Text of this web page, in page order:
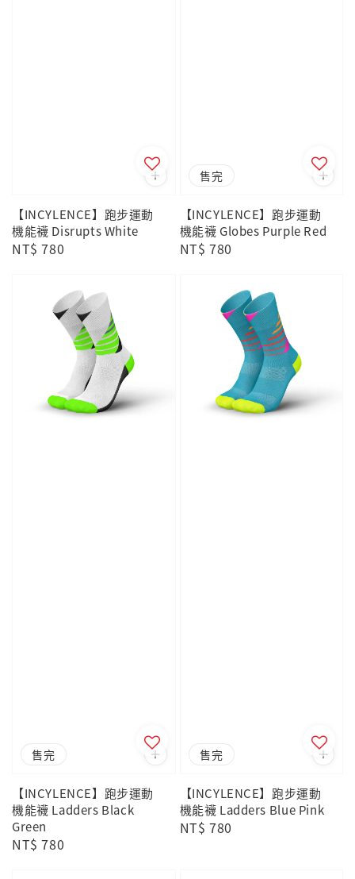
【INCYLENCE】跑步運動
機能襪 Disrupts White
Regular
NT$ 780
售完
【INCYLENCE】跑步運動
機能襪 Globes Purple Red
Regular
NT$ 780
售完
【INCYLENCE】跑步運動
機能襪 Ladders Black
Green
Regular
NT$ 780
售完
【INCYLENCE】跑步運動
機能襪 Ladders Blue Pink
Regular
NT$ 780